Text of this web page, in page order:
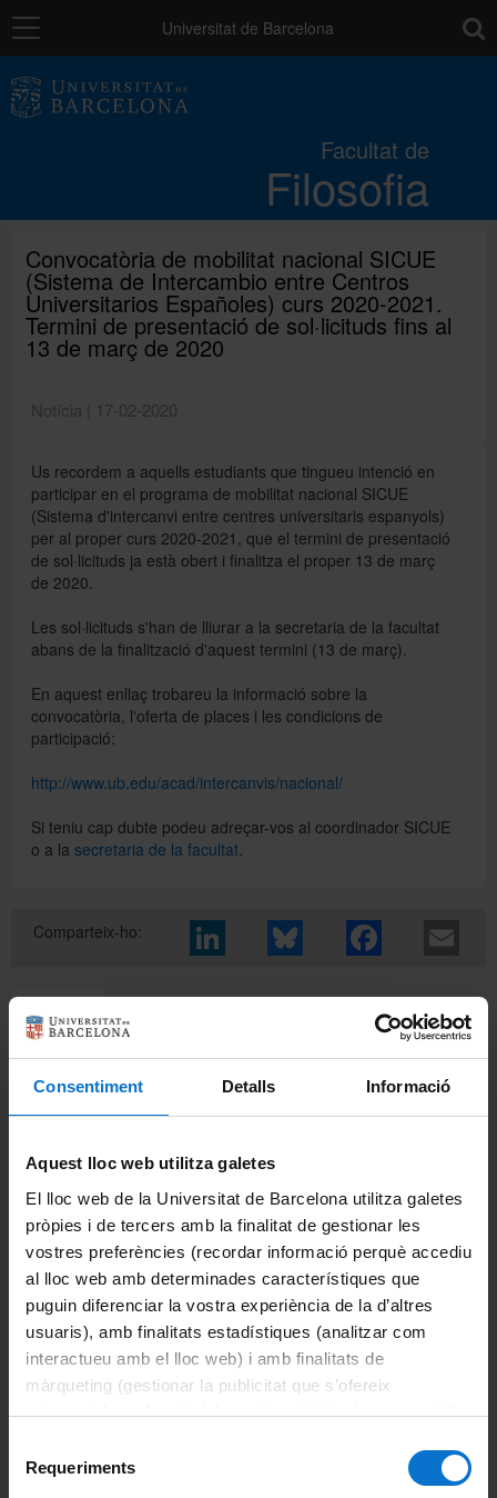
Consentiment Detalls Informació
Aquest lloc web utilitza galetes
El lloc web de la Universitat de Barcelona utilitza galetes
pròpies i de tercers amb la finalitat de gestionar les
vostres preferències (recordar informació perquè accediu
al lloc web amb determinades característiques que
puguin diferenciar la vostra experiència de la d’altres
usuaris), amb finalitats estadístiques (analitzar com
interactueu amb el lloc web) i amb finalitats de
màrqueting (gestionar la publicitat que s’ofereix
adequant-la en funció dels vostres hàbits de navegació).
consultar laPolítica de galetes del lloc web de la
Requeriments
Navegació Universitat de Barcelona
Facultat de
Filosofia
Estudis
Recerca i innovació
Serveis
Relacions externes
Directori
Español
English
La Facultat
Coneix la facultat
Organització i estructura
Activitat de la facultat
Convocatòria de mobilitat nacional SICUE
(Sistema de Intercambio entre Centros
Universitarios Españoles) curs 2020-2021.
Termini de presentació de sol·licituds fins al
13 de març de 2020
Notícia | 17-02-2020
Us recordem a aquells estudiants que tingueu intenció en
participar en el programa de mobilitat nacional SICUE
(Sistema d'intercanvi entre centres universitaris espanyols)
per al proper curs 2020-2021, que el termini de presentació
de sol·licituds ja està obert i finalitza el proper 13 de març
de 2020.
Les sol·licituds s'han de lliurar a la secretaria de la facultat
abans de la finalització d'aquest termini (13 de març).
En aquest enllaç trobareu la informació sobre la
convocatòria, l'oferta de places i les condicions de
participació:
http://www.ub.edu/acad/intercanvis/nacional/
Si teniu cap dubte podeu adreçar-vos al coordinador SICUE
o a la secretaria de la facultat
Comparteix-ho:
Portals i intranets
Portal d'estudiants
Campus Virtual
Alumni UB